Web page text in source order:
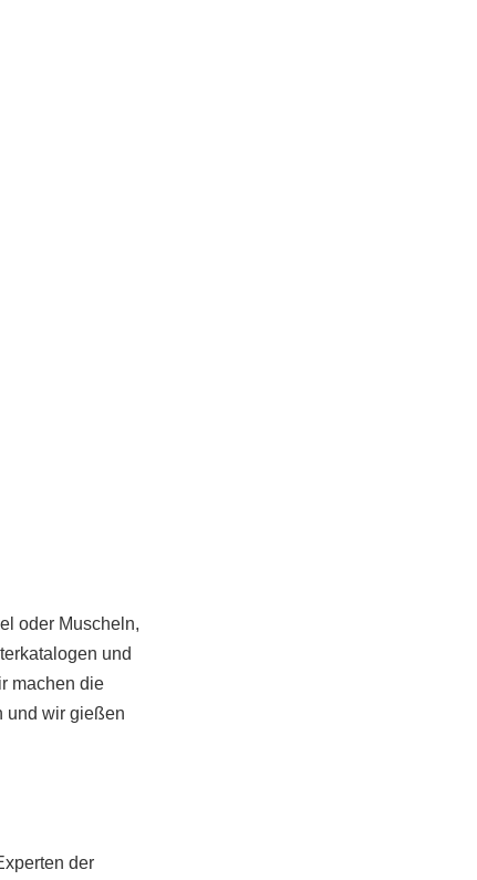
oder Muscheln,
und
machen die
und wir gießen
der